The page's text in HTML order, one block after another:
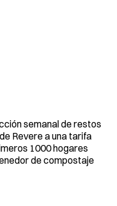
semanal de restos
Revere a una tarifa
1000 hogares
de compostaje